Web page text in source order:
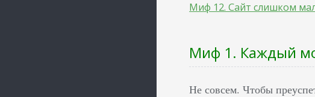
Миф 12. Сайт слишком
Миф 1. Каждый
Не совсем. Чтобы